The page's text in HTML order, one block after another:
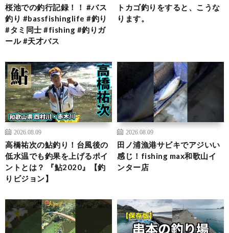
桜池での釣行記録！！ #バス
釣り #bassfishinglife #釣り
#タミ同士 #fishing #釣りガ
ール #天才バス
トカゴ釣りをすると、こうな
ります。
2026.08.09
高橋祐次の鮎釣り！台風後の
低水温でも釣果を上げるポイ
ントとは？ 『鮎2020』【釣
りビジョン】
2026.08.09
田ノ浦漁港サビキでアジいい
感じ！fishing max和歌山イ
ンター店